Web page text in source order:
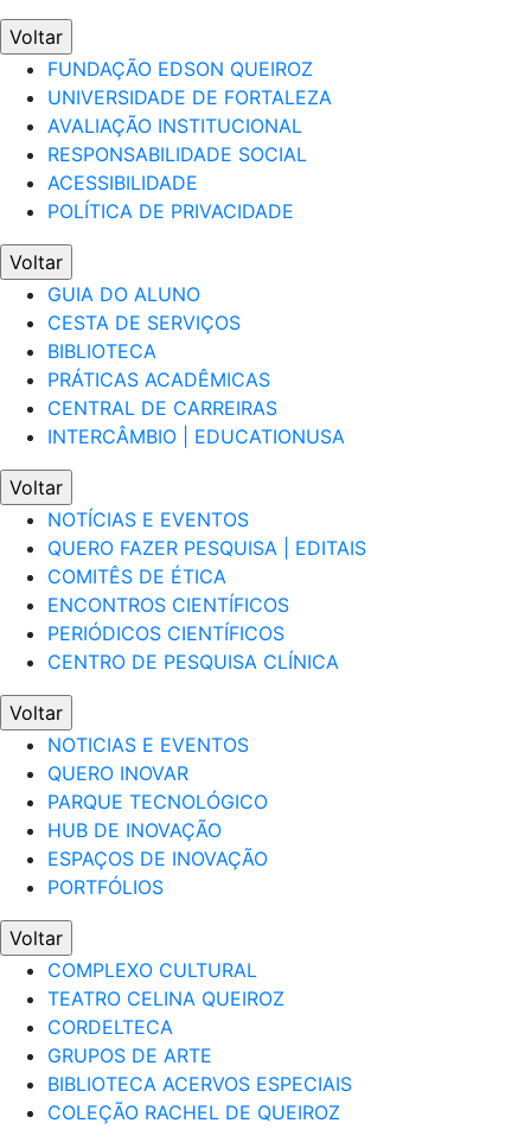
Voltar
FUNDAÇÃO EDSON QUEIROZ
UNIVERSIDADE DE FORTALEZA
AVALIAÇÃO INSTITUCIONAL
RESPONSABILIDADE SOCIAL
ACESSIBILIDADE
POLÍTICA DE PRIVACIDADE
Voltar
GUIA DO ALUNO
CESTA DE SERVIÇOS
BIBLIOTECA
PRÁTICAS ACADÊMICAS
CENTRAL DE CARREIRAS
INTERCÂMBIO | EDUCATIONUSA
Voltar
NOTÍCIAS E EVENTOS
QUERO FAZER PESQUISA | EDITAIS
COMITÊS DE ÉTICA
ENCONTROS CIENTÍFICOS
PERIÓDICOS CIENTÍFICOS
CENTRO DE PESQUISA CLÍNICA
Voltar
NOTICIAS E EVENTOS
QUERO INOVAR
PARQUE TECNOLÓGICO
HUB DE INOVAÇÃO
ESPAÇOS DE INOVAÇÃO
PORTFÓLIOS
Voltar
COMPLEXO CULTURAL
TEATRO CELINA QUEIROZ
CORDELTECA
GRUPOS DE ARTE
BIBLIOTECA ACERVOS ESPECIAIS
COLEÇÃO RACHEL DE QUEIROZ